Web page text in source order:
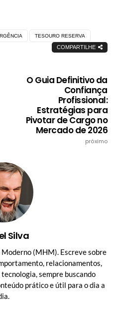
TESOURO RESERVA
COMPARTILHE
O Guia Definitivo da
Confiança
Profissional:
Estratégias para
Pivotar de Cargo no
Mercado de 2026
próximo
Silva
(MHM). Escreve sobre
relacionamentos,
sempre buscando
prático e útil para o dia a